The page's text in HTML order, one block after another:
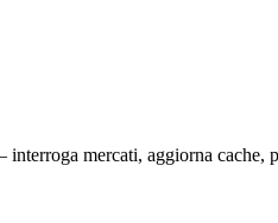
mercati, aggiorna cache,